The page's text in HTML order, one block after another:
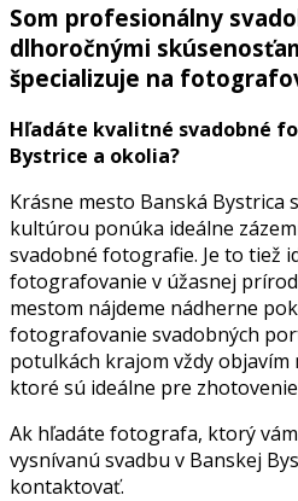
Som profesionálny
dlhoročnými
špecializuje na
Hľadáte kvalitné svadobné
Bystrice a okolia?
Krásne mesto Banská
kultúrou ponúka ideálne
svadobné fotografie. Je to tiež
fotografovanie v úžasnej
mestom nájdeme nádherne
fotografovanie svadobných
potulkách krajom vždy objavím
ktoré sú ideálne pre
Ak hľadáte fotografa, ktorý
vysnívanú svadbu v Banskej
kontaktovať.